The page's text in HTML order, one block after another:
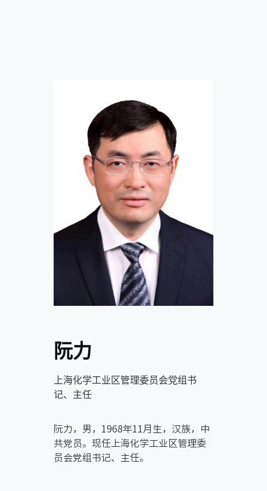
阮力
上海化学工业区管理委员会党组书
记、主任
阮力，男，1968年11月生，汉族，中
共党员。现任上海化学工业区管理委
员会党组书记、主任。